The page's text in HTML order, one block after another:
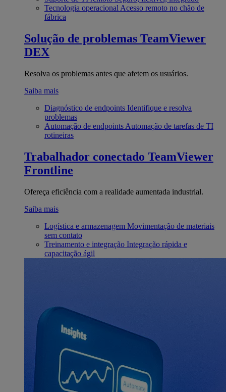
Tecnologia operacional Acesso remoto no chão de
fábrica
Solução de problemas TeamViewer
DEX
Resolva os problemas antes que afetem os usuários.
Saiba mais
Diagnóstico de endpoints Identifique e resolva
problemas
Automação de endpoints Automação de tarefas de TI
rotineiras
Trabalhador conectado TeamViewer
Frontline
Ofereça eficiência com a realidade aumentada industrial.
Saiba mais
Logística e armazenagem Movimentação de materiais
sem contato
Treinamento e integração Integração rápida e
capacitação ágil